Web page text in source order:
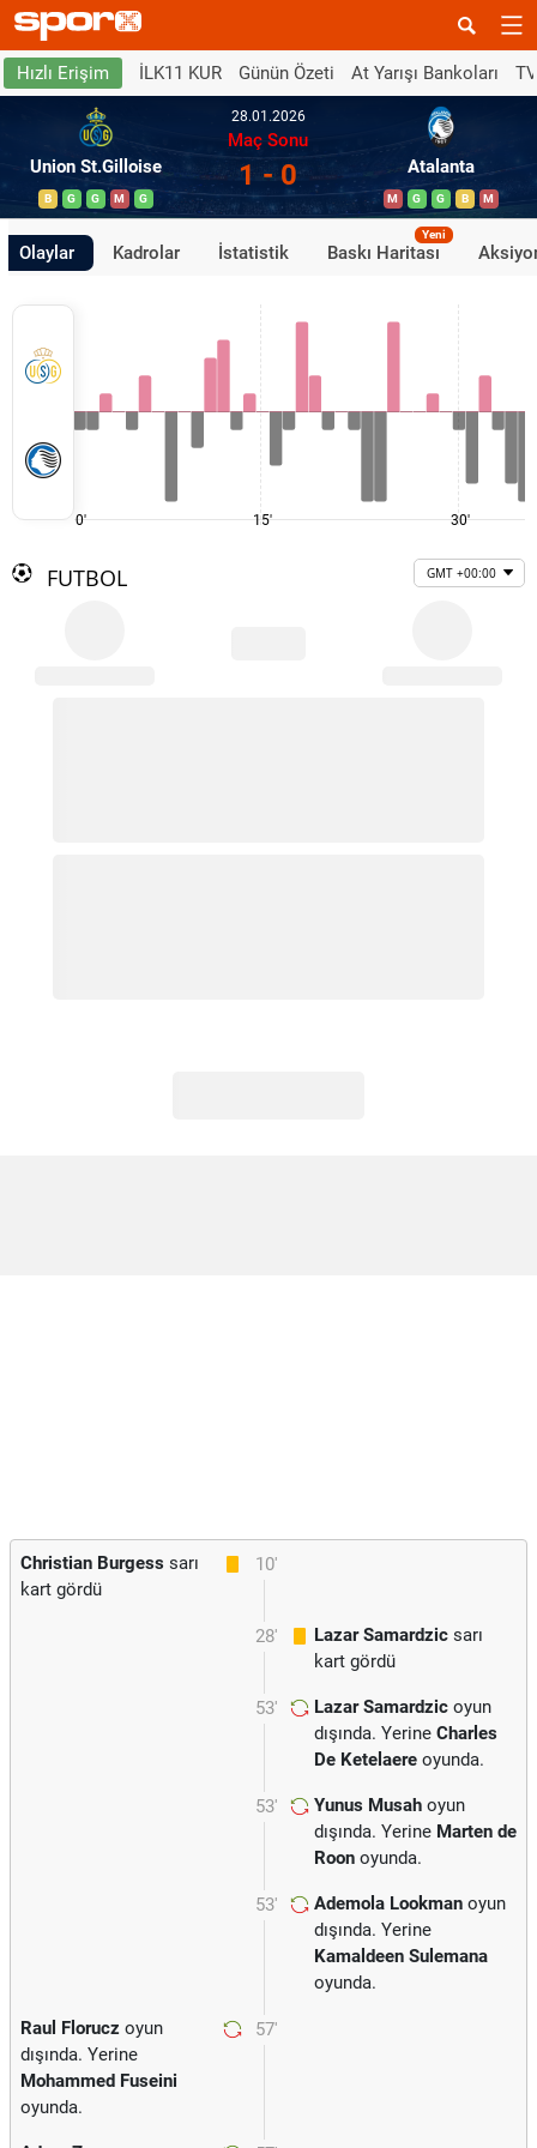
Hızlı Erişim İLK11 KUR Günün Özeti At Yarışı Bankoları
Union St.Gilloise
B G G M G
28.01.2026
Maç Sonu
1 - 0 Atalanta
M G G B M
Olaylar Kadrolar İstatistik Baskı Haritası
Yeni
0' 15' 30'
FUTBOL GMT +00:00
10'
Christian Burgess sarı
kart gördü
28' Lazar Samardzic sarı
kart gördü
53' Lazar Samardzic oyun
dışında. Yerine Charles
De Ketelaere oyunda.
53' Yunus Musah oyun
dışında. Yerine Marten de
Roon oyunda.
53' Ademola Lookman oyun
dışında. Yerine
Kamaldeen Sulemana
oyunda.
57'
Raul Florucz oyun
dışında. Yerine
Mohammed Fuseini
oyunda.